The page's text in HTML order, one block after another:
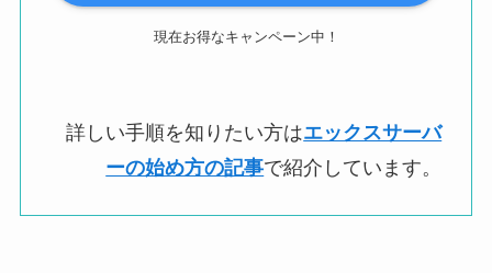
現在お得なキャンペーン中！
詳しい手順を知りたい方はエックスサーバ
ーの始め方の記事で紹介しています。